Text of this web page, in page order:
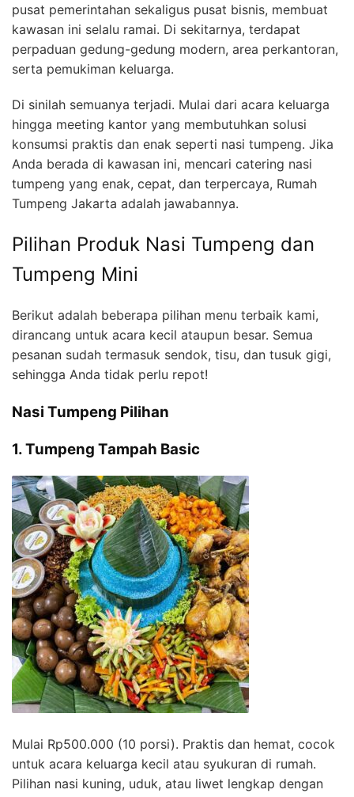
pusat pemerintahan sekaligus pusat bisnis, membuat
kawasan ini selalu ramai. Di sekitarnya, terdapat
perpaduan gedung-gedung modern, area perkantoran,
serta pemukiman keluarga.
Di sinilah semuanya terjadi. Mulai dari acara keluarga
hingga meeting kantor yang membutuhkan solusi
konsumsi praktis dan enak seperti nasi tumpeng. Jika
Anda berada di kawasan ini, mencari catering nasi
tumpeng yang enak, cepat, dan terpercaya, Rumah
Tumpeng Jakarta adalah jawabannya.
Pilihan Produk Nasi Tumpeng dan
Tumpeng Mini
Berikut adalah beberapa pilihan menu terbaik kami,
dirancang untuk acara kecil ataupun besar. Semua
pesanan sudah termasuk sendok, tisu, dan tusuk gigi,
sehingga Anda tidak perlu repot!
Nasi Tumpeng Pilihan
1. Tumpeng Tampah Basic
Mulai Rp500.000 (10 porsi). Praktis dan hemat, cocok
untuk acara keluarga kecil atau syukuran di rumah.
Pilihan nasi kuning, uduk, atau liwet lengkap dengan